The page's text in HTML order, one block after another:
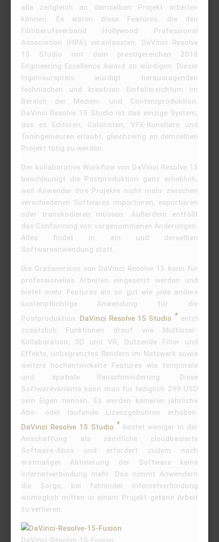
alle zeitgleich an demselben Projekt arbeiten
können. Es waren diese Features, die den
Filmberufsverband Hollywood Professional
Association (HPA) veranlassten, DaVinci Resolve
15 Studio mit dem prestigereichen 2018
Engineering Excellence Award zu würdigen. Dieser
Ingenieurspreis würdigt herausragenden
technischen und kreativen Einfallsreichtum im
Bereich der Medien- und Contentproduktion.
DaVinci Resolve 15 Studio ist das einzige System,
das es Editoren, Coloristen, VFX-Künstlern und
Toningenieuren erlaubt, gleichzeitig an demselben
Projekt tätig zu werden.
Der kollaborative Workflow von DaVinci Resolve 15
beschleunigt die Postproduktion ganz erheblich,
weil Anwender ihre Projekte nicht mehr zwischen
verschiedenen Softwares importieren, exportieren
oder transkodieren müssen. Außerdem entfällt
das Conforming von vorgenommenen Änderungen.
Alles findet in ein und derselben
Softwareanwendung statt.
Die Gratisversion von DaVinci Resolve 15 kann für
professionelles Arbeiten eingesetzt werden und
bietet mehr Features als so gut wie jede andere
kostenpflichtige Anwendung für die
Postproduktion. DaVinci Resolve 15 Studio
setzt
zusätzlich Funktionen drauf wie Multiuser-
Kollaboration, 3D und VR, Dutzende Filter und
Effekte, unbegrenztes Rendern im Netzwerk sowie
weitere hochentwickelte Features wie temporale
und spatiale Rauschminderung. Diese
Softwarevariante kann man für lediglich 299 USD
sein Eigen nennen. Es werden keinerlei jährliche
Abo- oder laufende Lizenzgebühren erhoben.
DaVinci Resolve 15 Studio
kostet weniger in der
Anschaffung als sämtliche cloudbasierte
Software-Abos und erfordert zudem nach
erstmaliger Aktivierung der Software keine
Internetverbindung mehr. Das nimmt Anwendern
die Sorge, bei fehlender Internetverbindung
womöglich mitten in einem Projekt getane Arbeit
zu verlieren.
DaVinci-Resolve-15-Fusion